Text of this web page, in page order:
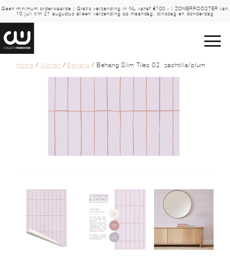
Geen minimum orderwaarde | Gratis verzending in NL vanaf €100,- | ZOMERROOSTER van
10 juli t/m 21 augustus alleen verzending op maandag, dinsdag en donderdag
Home / Wonen / Behang / Behang Slim Tiles 02. zachtlila/plum